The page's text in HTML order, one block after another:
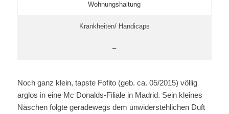
Wohnungshaltung
Krankheiten/ Handicaps
–
Noch ganz klein, tapste Fofito (geb. ca. 05/2015) völlig
arglos in eine Mc Donalds-Filiale in Madrid. Sein kleines
Näschen folgte geradewegs dem unwiderstehlichen Duft